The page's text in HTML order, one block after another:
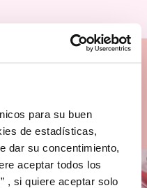
para su buen
de estadísticas,
dar su concentimiento,
aceptar todos los
, si quiere aceptar solo